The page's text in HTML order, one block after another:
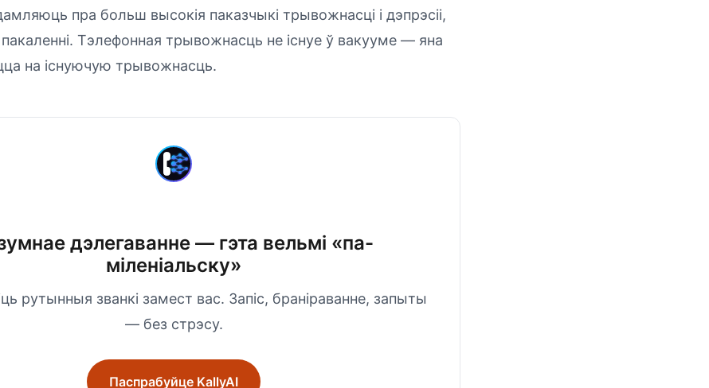
пра больш высокія паказчыкі трывожнасці і дэпрэсіі,
Тэлефонная трывожнасць не існуе ў вакууме — яна
на існуючую трывожнасць.
дэлегаванне — гэта вельмі «па-
міленіальску»
рутынныя званкі замест вас. Запіс, браніраванне, запыты
— без стрэсу.
Паспрабуйце KallyAI